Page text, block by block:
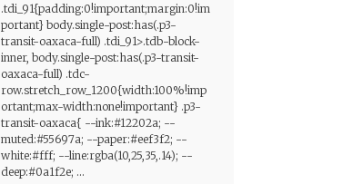
.tdi_91{padding:0!important;margin:0!im
portant} body.single-post:has(.p3-
transit-oaxaca-full) .tdi_91>.tdb-block-
inner, body.single-post:has(.p3-transit-
oaxaca-full) .tdc-
row.stretch_row_1200{width:100%!imp
ortant;max-width:none!important} .p3-
transit-oaxaca{ --ink:#12202a; --
muted:#55697a; --paper:#eef3f2; --
white:#fff; --line:rgba(10,25,35,.14); --
deep:#0a1f2e; ...